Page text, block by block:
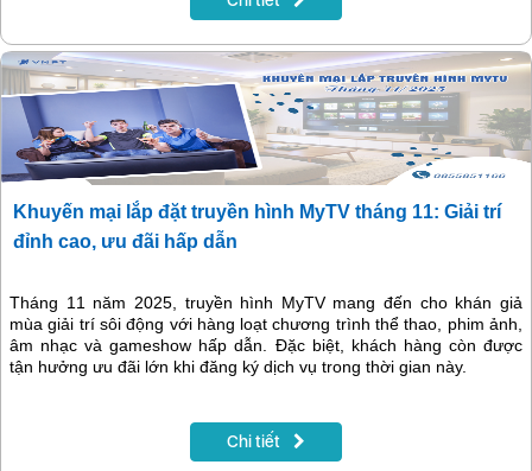
thống nội dung thể thao, phim ảnh và giải trí đặc sắc trong tháng
Khuyến mại lắp đặt truyền hình MyTV tháng 11: Giải trí
đỉnh cao, ưu đãi hấp dẫn
Tháng 11 năm 2025, truyền hình MyTV mang đến cho khán giả
mùa giải trí sôi động với hàng loạt chương trình thể thao, phim ảnh,
âm nhạc và gameshow hấp dẫn. Đặc biệt, khách hàng còn được
tận hưởng ưu đãi lớn khi đăng ký dịch vụ trong thời gian này.
Chi tiết